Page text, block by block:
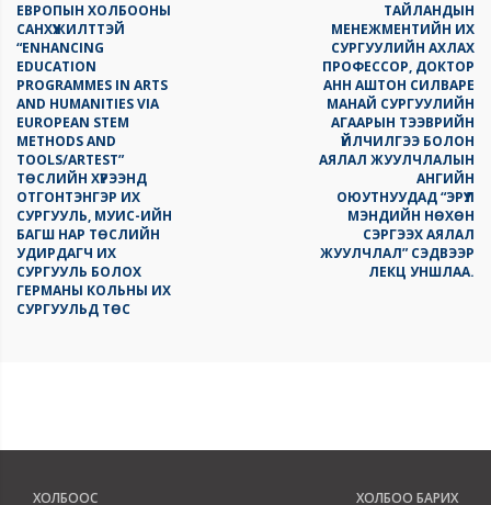
ЕВРОПЫН ХОЛБООНЫ
САНХҮҮЖИЛТТЭЙ
“ENHANCING
EDUCATION
PROGRAMMES IN ARTS
AND HUMANITIES VIA
EUROPEAN STEM
METHODS AND
TOOLS/ARTEST”
ТӨСЛИЙН ХҮРЭЭНД
ОТГОНТЭНГЭР ИХ
СУРГУУЛЬ, МУИС-ИЙН
БАГШ НАР ТӨСЛИЙН
УДИРДАГЧ ИХ
СУРГУУЛЬ БОЛОХ
ГЕРМАНЫ КОЛЬНЫ ИХ
СУРГУУЛЬД ТӨС
ТАЙЛАНДЫН
МЕНЕЖМЕНТИЙН ИХ
СУРГУУЛИЙН АХЛАХ
ПРОФЕССОР, ДОКТОР
AНН АШТОН СИЛВАРЕ
МАНАЙ СУРГУУЛИЙН
АГААРЫН ТЭЭВРИЙН
ҮЙЛЧИЛГЭЭ БОЛОН
АЯЛАЛ ЖУУЛЧЛАЛЫН
АНГИЙН
ОЮУТНУУДАД “ЭРҮҮЛ
МЭНДИЙН НӨХӨН
СЭРГЭЭХ АЯЛАЛ
ЖУУЛЧЛАЛ” СЭДВЭЭР
ЛЕКЦ УНШЛАА.
ХОЛБООС ХОЛБОО БАРИХ